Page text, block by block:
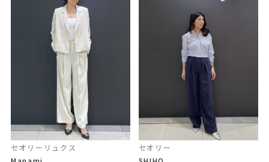
セオリーリュクス
セオリー